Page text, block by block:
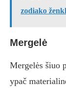
zodiako
Mergelė
Mergelės šiuo
ypač